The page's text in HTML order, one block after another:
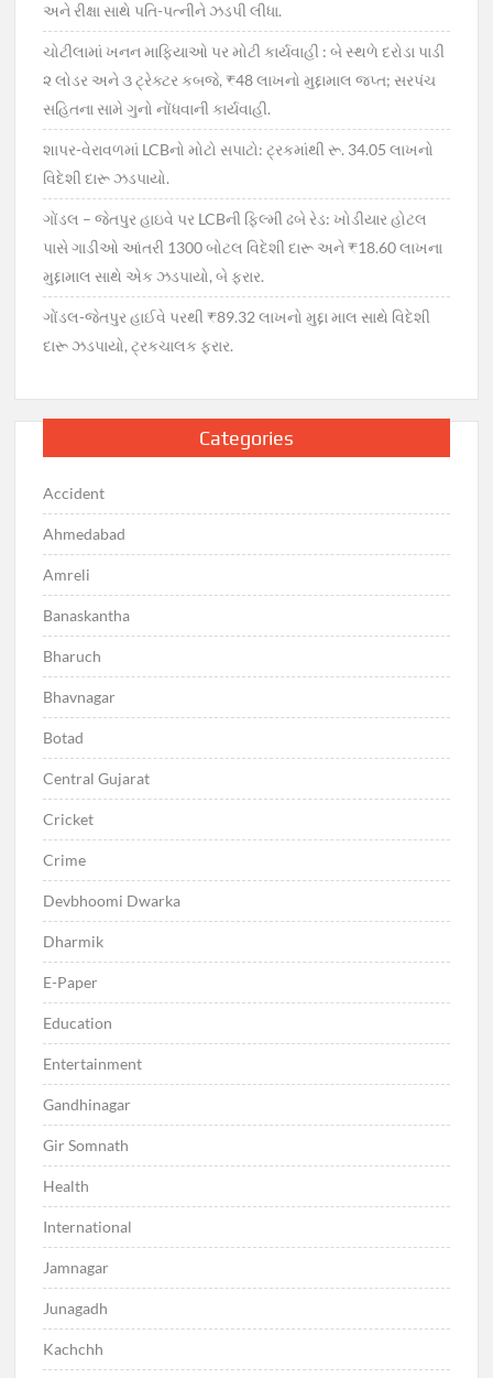
અને રીક્ષા સાથે પતિ-પત્નીને ઝડપી લીધા.
ચોટીલામાં ખનન માફિયાઓ પર મોટી કાર્યવાહી : બે સ્થળે દરોડા પાડી
૨ લોડર અને ૩ ટ્રેક્ટર કબજે, ₹48 લાખનો મુદ્દામાલ જપ્ત; સરપંચ
સહિતના સામે ગુનો નોંધવાની કાર્યવાહી.
શાપર-વેરાવળમાં LCBનો મોટો સપાટો: ટ્રકમાંથી રૂ. 34.05 લાખનો
વિદેશી દારૂ ઝડપાયો.
ગોંડલ – જેતપુર હાઇવે પર LCBની ફિલ્મી ઢબે રેડ: ખોડીયાર હોટલ
પાસે ગાડીઓ આંતરી 1300 બોટલ વિદેશી દારૂ અને ₹18.60 લાખના
મુદ્દામાલ સાથે એક ઝડપાયો, બે ફરાર.
ગોંડલ-જેતપુર હાઈવે પરથી ₹89.32 લાખનો મુદ્દા માલ સાથે વિદેશી
દારૂ ઝડપાયો, ટ્રકચાલક ફરાર.
Categories
Accident
Ahmedabad
Amreli
Banaskantha
Bharuch
Bhavnagar
Botad
Central Gujarat
Cricket
Crime
Devbhoomi Dwarka
Dharmik
E-Paper
Education
Entertainment
Gandhinagar
Gir Somnath
Health
International
Jamnagar
Junagadh
Kachchh